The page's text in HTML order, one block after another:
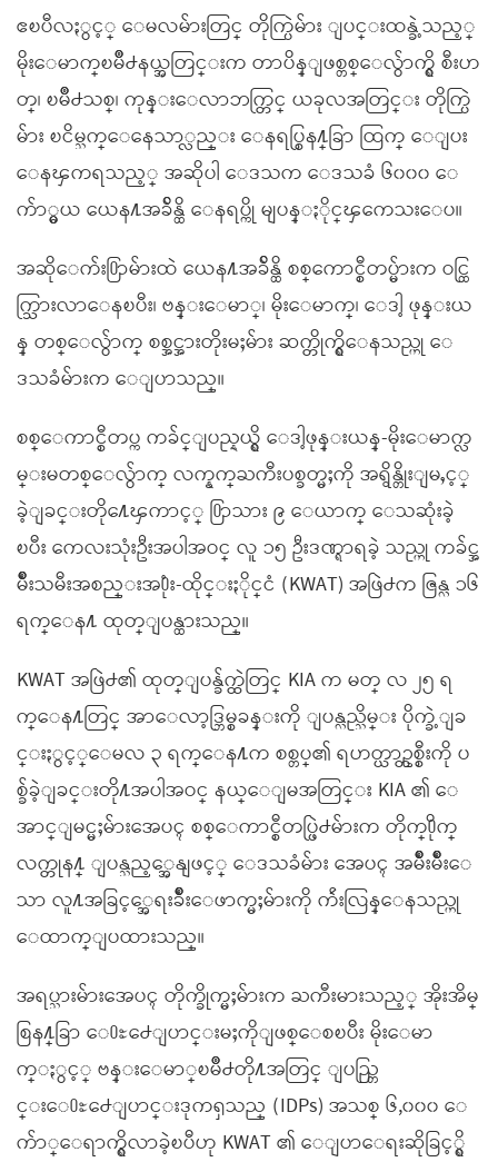
ဧၿပီလႏွင့္ ေမလမ်ားတြင္ တိုက္ပြဲမ်ား ျပင္းထန္ခဲ့သည့္
မိုးေမာက္ၿမိဳ႕နယ္အတြင္းက တာပိန္ျဖစ္တစ္ေလွ်ာက္ရွိ စီးဟ
တ္၊ ၿမိဳ႕သစ္၊ ကုန္းေလာဘက္တြင္ ယခုလအတြင္း တိုက္ပြဲ
မ်ား ၿငိမ္သက္ေနေသာ္လည္း ေနရပ္စြန႔္ခြာ ထြက္ ေျပး
ေနၾကရသည့္ အဆိုပါ ေဒသက ေဒသခံ ၆၀၀၀ ေ
က်ာ္မွယ ယေန႔အခ်ိန္ထိ ေနရပ္ကို မျပန္ႏိုင္ၾကေသးေပ။
အဆိုေက်း႐ြာမ်ားထဲ ယေန႔အခ်ိန္ထိ စစ္ေကာင္စီတပ္မ်ားက ဝင္ထြ
က္သြားလာေနၿပီး၊ ဗန္းေမာ္၊ မိုးေမာက္၊ ေဒါ့ ဖုန္းယ
န္ တစ္ေလွ်ာက္ စစ္အင္အားတိုးမႈမ်ား ဆက္တိုက္ရွိေနသည္ဟု ေ
ဒသခံမ်ားက ေျပာသည္။
စစ္ေကာင္စီတပ္က ကခ်င္ျပည္နယ္ရွိ ေဒါ့ဖုန္းယန္-မိုးေမာက္လ
မ္းမတစ္ေလွ်ာက္ လက္နက္ႀကီးပစ္ခတ္မႈကို အရွိန္တိုးျမႇင့္
ခဲ့ျခင္းတို႔ေၾကာင့္ ႐ြာသား ၉ ေယာက္ ေသဆုံးခဲ့
ၿပီး ကေလးသုံးဦးအပါအဝင္ လူ ၁၅ ဦးဒဏ္ရာရခဲ့ သည္ဟု ကခ်င္အ
မ်ိဳးသမီးအစည္းအ႐ုံး-ထိုင္းႏိုင္ငံ (KWAT) အဖြဲ႕က ဇြန္လ ၁၆
ရက္ေန႔ ထုတ္ျပန္ထားသည္။
KWAT အဖြဲ႕၏ ထုတ္ျပန္ခ်က္ထဲတြင္ KIA က မတ္ လ ၂၅ ရ
က္ေန႔တြင္ အာေလာ့ဒ္ဘြမ္စခန္းကို ျပန္လည္သိမ္း ပိုက္ခဲ့ျခ
င္းႏွင့္ေမလ ၃ ရက္ေန႔က စစ္တပ္၏ ရဟတ္ယာဥ္တစ္စီးကို ပ
စ္ခ်ခဲ့ျခင္းတို႔အပါအဝင္ နယ္ေျမအတြင္း KIA ၏ ေ
အာင္ျမင္မႈမ်ားအေပၚ စစ္ေကာင္စီတပ္ဖြဲ႕မ်ားက တိုက္႐ိုက္
လက္တုန႔္ ျပန္သည့္အေနျဖင့္ ေဒသခံမ်ား အေပၚ အမ်ိဳးမ်ိဳးေ
သာ လူ႔အခြင့္အေရးခ်ိဳးေဖာက္မႈမ်ားကို က်ဴးလြန္ေနသည္ဟု
ေထာက္ျပထားသည္။
အရပ္သားမ်ားအေပၚ တိုက္ခိုက္မႈမ်ားက ႀကီးမားသည့္ အိုးအိမ္
စြန႔္ခြာ ေ႐ႊ႕ေျပာင္းမႈကိုျဖစ္ေစၿပီး မိုးေမာ
က္ႏွင့္ ဗန္းေမာ္ၿမိဳ႕တို႔အတြင္ ျပည္တြ
င္းေ႐ႊ႕ေျပာင္းဒုကၡသည္ (IDPs) အသစ္ ၆,၀၀၀ ေ
က်ာ္ေရာက္ရွိလာခဲ့ၿပီဟု KWAT ၏ ေျပာေရးဆိုခြင့္ရွိ